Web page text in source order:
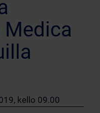
kello 09.00